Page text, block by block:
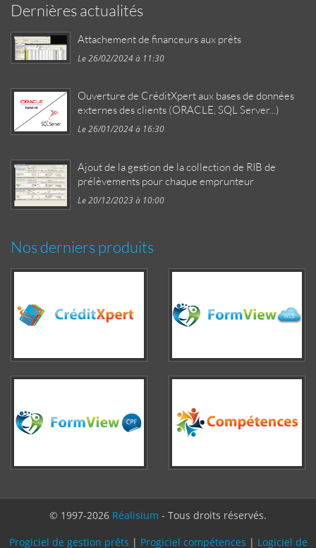
Dernières actualités
Attachement de financeurs aux prêts
Le 26/02/2024 à 11:30
Ouverture de CréditXpert aux bases de données
externes des clients (ORACLE, SQL Server...)
Le 26/01/2024 à 16:30
Ajout de la gestion de la collection de RIB de
prélèvements pour chaque emprunteur
Le 20/12/2023 à 10:00
Nos derniers produits
© 1997-2026 Réalisium - Tous droits réservés.
Progiciel de gestion prêts | Progiciel compétences | Logiciel de